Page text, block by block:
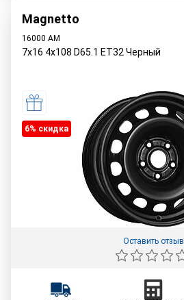
Magnetto
16000 AM
7x16 4x108 D65.1 ET32 Черный
6% cкидка
Оставить отзыв